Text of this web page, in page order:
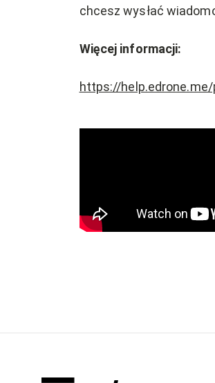
chcesz wysłać
Więcej informacji:
https://